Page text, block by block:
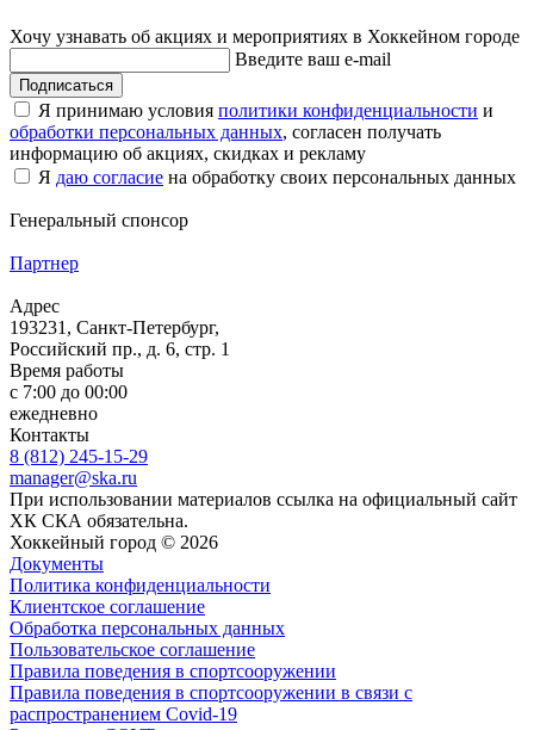
Хочу узнавать об акциях и мероприятиях в Хоккейном городе
Введите ваш e-mail
Подписаться
Я принимаю условия политики конфиденциальности и
обработки персональных данных, согласен получать
информацию об акциях, скидках и рекламу
Я даю согласие на обработку своих персональных данных
Генеральный спонсор
Партнер
Адрес
193231, Санкт-Петербург,
Российский пр., д. 6, стр. 1
Время работы
с 7:00 до 00:00
ежедневно
Контакты
8 (812) 245-15-29
manager@ska.ru
При использовании материалов ссылка на официальный сайт
ХК СКА обязательна.
Хоккейный город © 2026
Документы
Политика конфиденциальности
Клиентское соглашение
Обработка персональных данных
Пользовательское соглашение
Правила поведения в спортсооружении
Правила поведения в спортсооружении в связи с
распространением Covid-19